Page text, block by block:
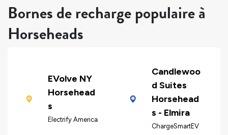
Bornes de recharge populaire à
Horseheads
EVolve NY
Horsehead
s
Electrify America
Candlewoo
d Suites
Horsehead
s - Elmira
ChargeSmartEV